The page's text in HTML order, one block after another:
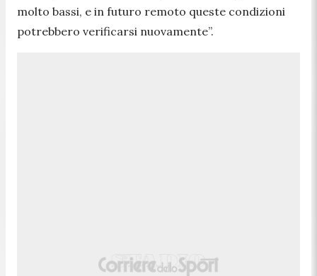
molto bassi, e in futuro remoto queste condizioni
potrebbero verificarsi nuovamente”.